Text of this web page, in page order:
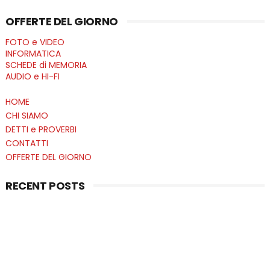
OFFERTE DEL GIORNO
FOTO e VIDEO
INFORMATICA
SCHEDE di MEMORIA
AUDIO e HI-FI
HOME
CHI SIAMO
DETTI e PROVERBI
CONTATTI
OFFERTE DEL GIORNO
RECENT POSTS